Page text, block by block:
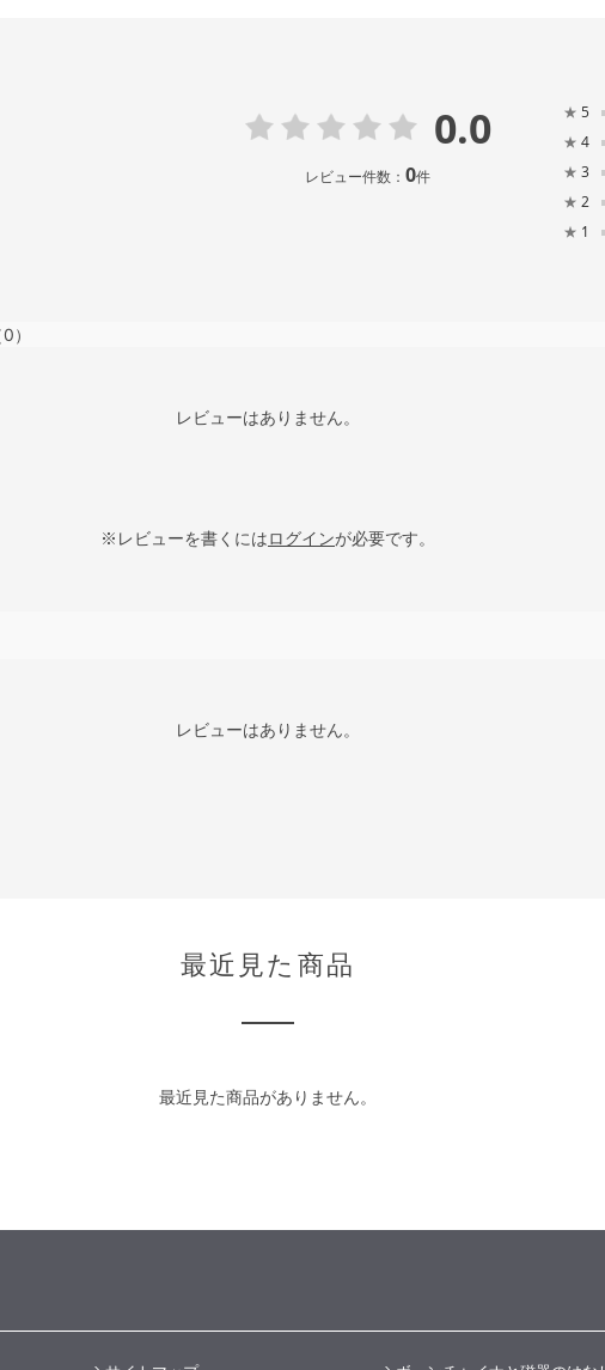
0.0
レビュー件数： 0件
★ 5
★ 4
★ 3
★ 2
★ 1
）
レビューはありません。
※レビューを書くにはログインが必要です。
レビューはありません。
最近見た商品
最近見た商品がありません。